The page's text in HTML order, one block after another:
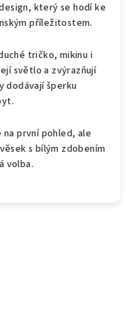
který se hodí ke
příležitostem.
tričko, mikinu i
světlo a zvýrazňují
dodávají šperku
první pohled, ale
s bílým zdobením
volba.